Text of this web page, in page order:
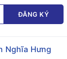
ĐĂNG KÝ
Nghĩa Hưng